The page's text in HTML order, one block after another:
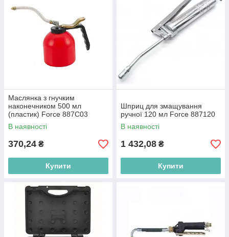
Маслянка з гнучким
наконечником 500 мл
(пластик) Force 887C03
В наявності
370,24 ₴
Купити
Шприц для змащування
ручної 120 мл Force 887120
В наявності
1 432,08 ₴
Купити